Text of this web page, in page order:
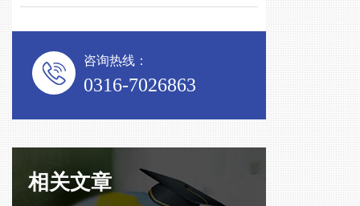
咨询热线：
0316-7026863
相关文章